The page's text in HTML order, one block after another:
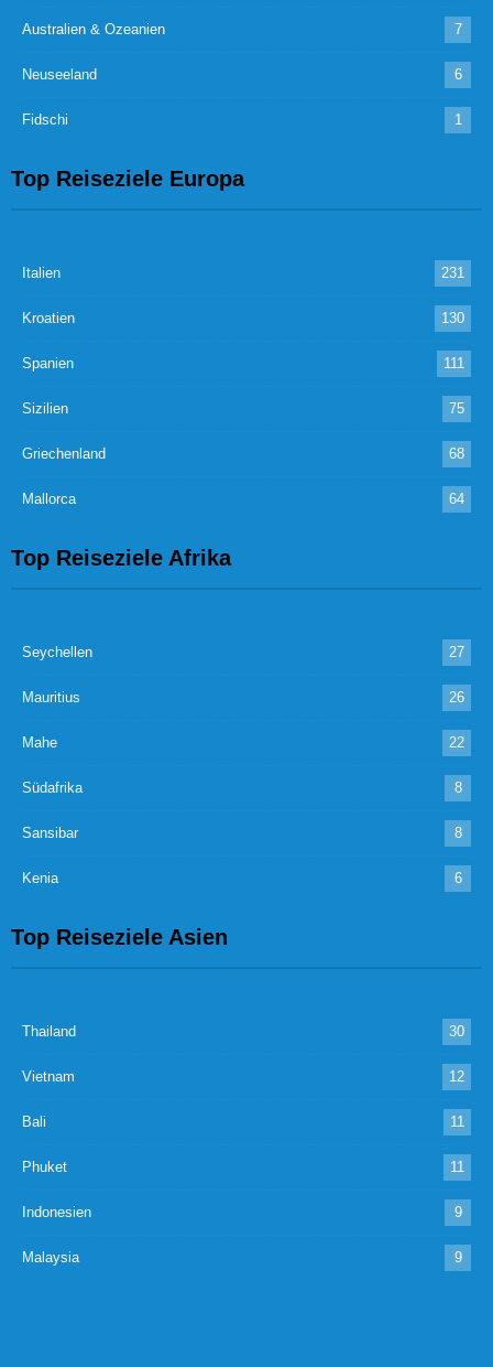
Australien & Ozeanien 7
Neuseeland 6
Fidschi 1
Top Reiseziele Europa
Italien 231
Kroatien 130
Spanien 111
Sizilien 75
Griechenland 68
Mallorca 64
Top Reiseziele Afrika
Seychellen 27
Mauritius 26
Mahe 22
Südafrika 8
Sansibar 8
Kenia 6
Top Reiseziele Asien
Thailand 30
Vietnam 12
Bali 11
Phuket 11
Indonesien 9
Malaysia 9